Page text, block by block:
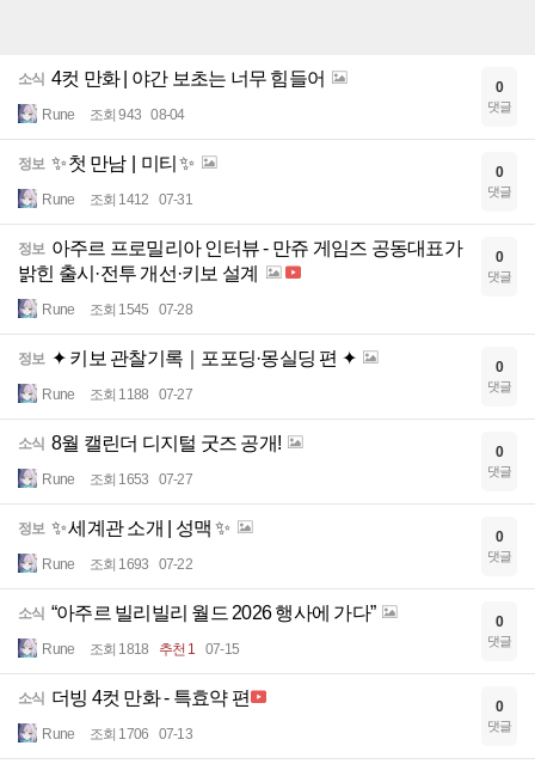
소식 4컷 만화 | 야간 보초는 너무 힘들어
Rune 조회 943 08-04
0
댓글
정보 ✨ 첫 만남 | 미티 ✨
Rune 조회 1412 07-31
0
댓글
정보 아주르 프로밀리아 인터뷰 - 만쥬 게임즈 공동대표가
밝힌 출시·전투 개선·키보 설계
Rune 조회 1545 07-28
0
댓글
정보 ✦ 키보 관찰기록｜포포딩·몽실딩 편 ✦
Rune 조회 1188 07-27
0
댓글
소식 8월 캘린더 디지털 굿즈 공개!
Rune 조회 1653 07-27
0
댓글
정보 ✨ 세계관 소개 | 성맥 ✨
Rune 조회 1693 07-22
0
댓글
소식 “아주르 빌리빌리 월드 2026 행사에 가다”
Rune 조회 1818 추천 1 07-15
0
댓글
소식 더빙 4컷 만화 - 특효약 편
Rune 조회 1706 07-13
0
댓글